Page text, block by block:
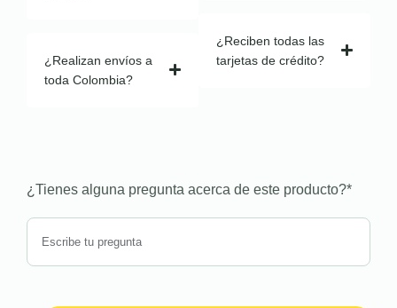
¿Realizan envíos a
toda Colombia?
¿Reciben todas las
tarjetas de crédito?
¿Tienes alguna pregunta acerca de este producto?*